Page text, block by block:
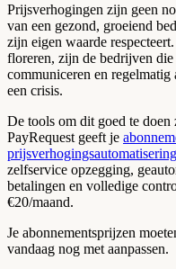
Prijsverhogingen zijn geen
van een gezond, groeiend
zijn eigen waarde
floreren, zijn de bedrijven
communiceren en regelmatig
een crisis.
De tools om dit goed te
PayRequest geeft je
prijsverhogingsautomatisering
zelfservice opzegging,
betalingen en volledige
€20/maand.
Je abonnementsprijzen
vandaag nog met aanpassen.